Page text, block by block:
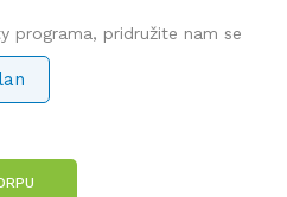
programa, pridružite nam se